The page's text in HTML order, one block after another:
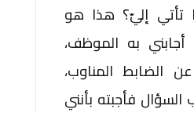
تأتي إليّ؟ هذا هو
أجابني به الموظف،
الضابط المناوب،
فأجبته بأنني